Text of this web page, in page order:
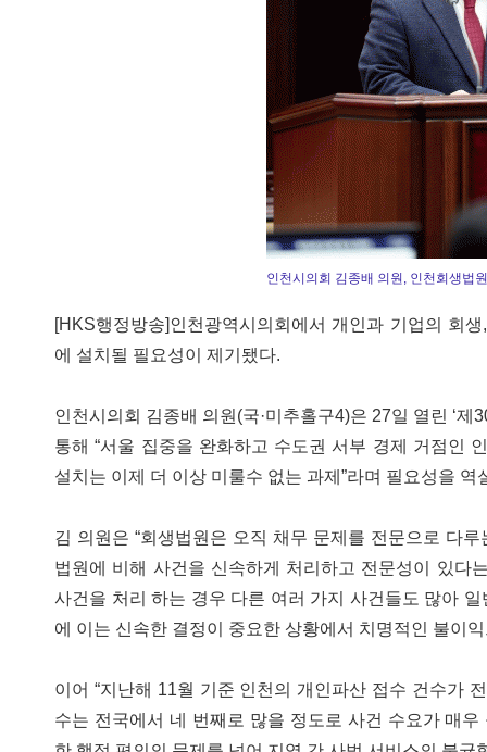
인천시의회 김종배 의원, 인천회생법
[HKS행정방송]인천광역시의회에서 개인과 기업의 회
에 설치될 필요성이 제기됐다.
인천시의회 김종배 의원(국·미추홀구4)은 27일 열린 ‘
통해 “서울 집중을 완화하고 수도권 서부 경제 거점인
설치는 이제 더 이상 미룰수 없는 과제”라며 필요성을 역
김 의원은 “회생법원은 오직 채무 문제를 전문으로 다
법원에 비해 사건을 신속하게 처리하고 전문성이 있다
사건을 처리 하는 경우 다른 여러 가지 사건들도 많아
에 이는 신속한 결정이 중요한 상황에서 치명적인 불이
이어 “지난해 11월 기준 인천의 개인파산 접수 건수가
수는 전국에서 네 번째로 많을 정도로 사건 수요가 매